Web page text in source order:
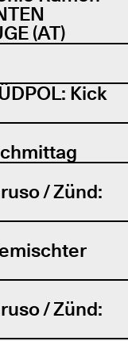
(AT)
Kick
/ Zünd:
/ Zünd: